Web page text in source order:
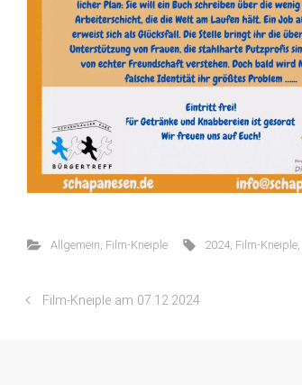
Allgemein Film-Kneiple 2024 Film-Kneiple
Film-Kneiple am 07.12.2024